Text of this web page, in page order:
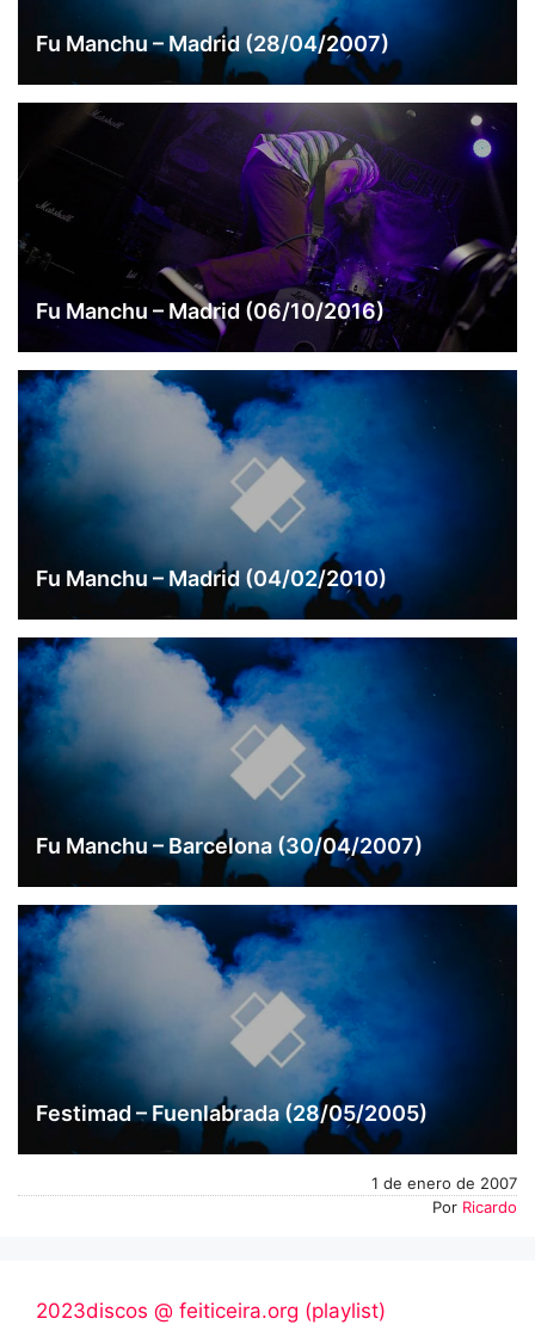
Fu Manchu – Madrid (28/04/2007)
Fu Manchu – Madrid (06/10/2016)
Fu Manchu – Madrid (04/02/2010)
Fu Manchu – Barcelona (30/04/2007)
Festimad – Fuenlabrada (28/05/2005)
1 de enero de 2007
Por Ricardo
2023discos @ feiticeira.org (playlist)